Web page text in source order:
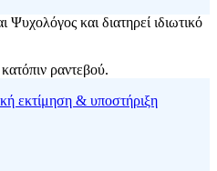
και διατηρεί ιδιωτικό
ραντεβού.
εκτίμηση & υποστήριξη